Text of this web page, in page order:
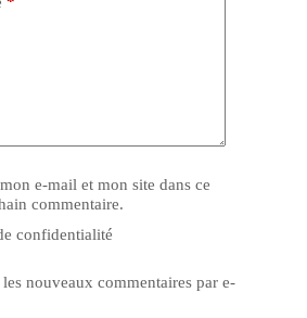
e-mail et mon site dans ce
commentaire.
confidentialité
nouveaux commentaires par e-